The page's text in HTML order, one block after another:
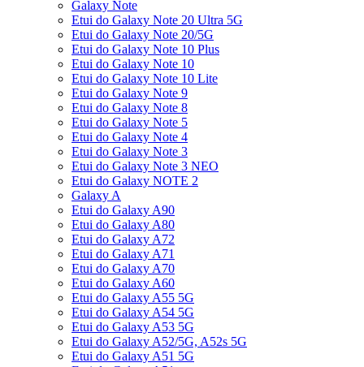
Galaxy Note
Etui do Galaxy Note 20 Ultra 5G
Etui do Galaxy Note 20/5G
Etui do Galaxy Note 10 Plus
Etui do Galaxy Note 10
Etui do Galaxy Note 10 Lite
Etui do Galaxy Note 9
Etui do Galaxy Note 8
Etui do Galaxy Note 5
Etui do Galaxy Note 4
Etui do Galaxy Note 3
Etui do Galaxy Note 3 NEO
Etui do Galaxy NOTE 2
Galaxy A
Etui do Galaxy A90
Etui do Galaxy A80
Etui do Galaxy A72
Etui do Galaxy A71
Etui do Galaxy A70
Etui do Galaxy A60
Etui do Galaxy A55 5G
Etui do Galaxy A54 5G
Etui do Galaxy A53 5G
Etui do Galaxy A52/5G, A52s 5G
Etui do Galaxy A51 5G